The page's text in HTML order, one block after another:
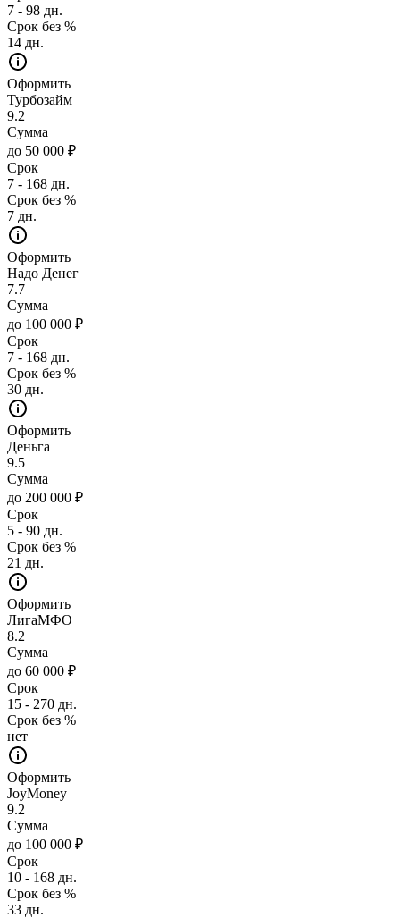
7 - 98 дн.
Срок без %
14 дн.
Оформить
Турбозайм
9.2
Сумма
до 50 000 ₽
Срок
7 - 168 дн.
Срок без %
7 дн.
Оформить
Надо Денег
7.7
Сумма
до 100 000 ₽
Срок
7 - 168 дн.
Срок без %
30 дн.
Оформить
Деньга
9.5
Сумма
до 200 000 ₽
Срок
5 - 90 дн.
Срок без %
21 дн.
Оформить
ЛигаМФО
8.2
Сумма
до 60 000 ₽
Срок
15 - 270 дн.
Срок без %
нет
Оформить
JoyMoney
9.2
Сумма
до 100 000 ₽
Срок
10 - 168 дн.
Срок без %
33 дн.